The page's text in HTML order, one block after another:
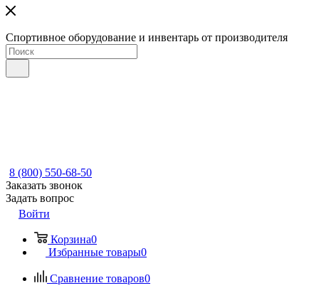
Спортивное оборудование и инвентарь от производителя
8 (800) 550-68-50
Заказать звонок
Задать вопрос
Войти
Корзина0
Избранные товары0
Сравнение товаров0